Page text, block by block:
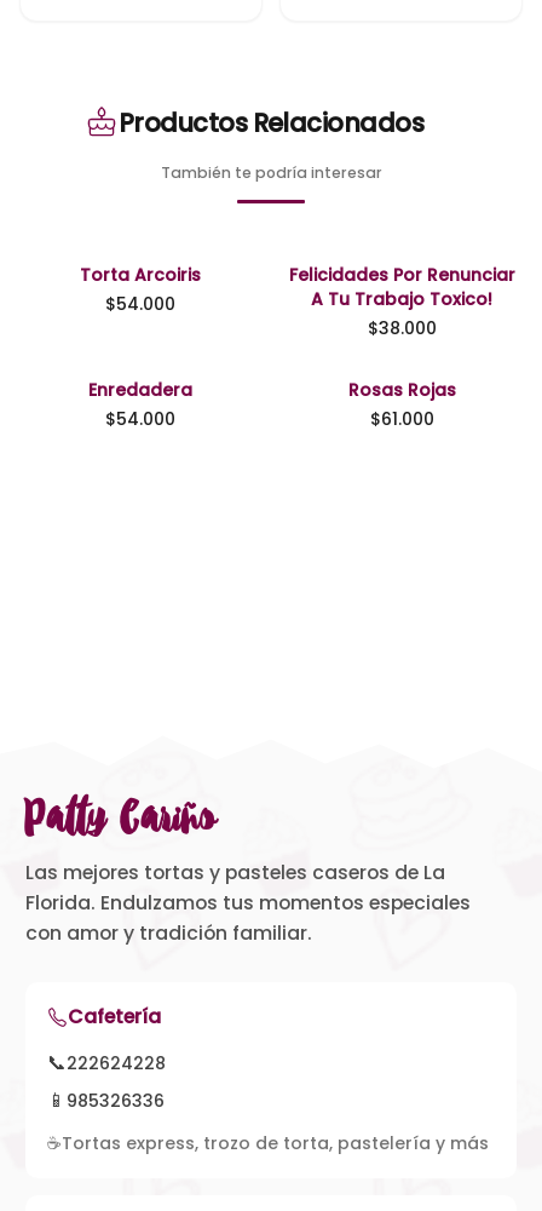
Productos Relacionados
También te podría interesar
Torta Arcoiris
$54.000
Felicidades Por Renunciar
A Tu Trabajo Toxico!
$38.000
Enredadera
$54.000
Rosas Rojas
$61.000
Patty Cariño
Las mejores tortas y pasteles caseros de La
Florida. Endulzamos tus momentos especiales
con amor y tradición familiar.
Cafetería
📞222624228
📱 985326336
☕Tortas express, trozo de torta, pastelería y más